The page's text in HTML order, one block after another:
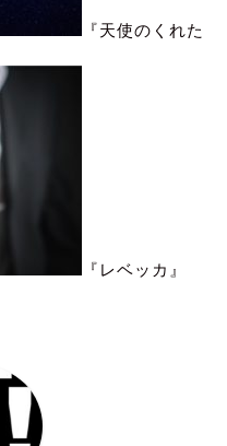
『天使のくれた
『レベッカ』